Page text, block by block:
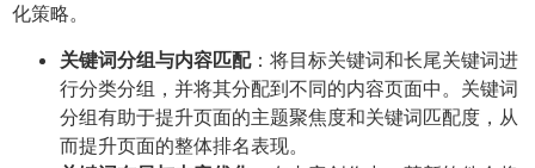
化策略。
关键词分组与内容匹配：将目标关键词和长尾关键词进
行分类分组，并将其分配到不同的内容页面中。关键词
分组有助于提升页面的主题聚焦度和关键词匹配度，从
而提升页面的整体排名表现。